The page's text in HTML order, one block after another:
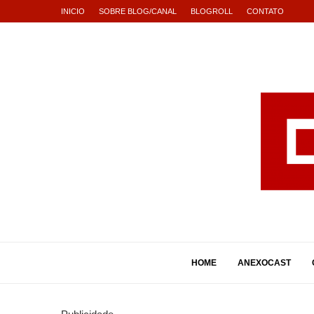
INICIO SOBRE BLOG/CANAL BLOGROLL CONTATO
HOME ANEXOCAST